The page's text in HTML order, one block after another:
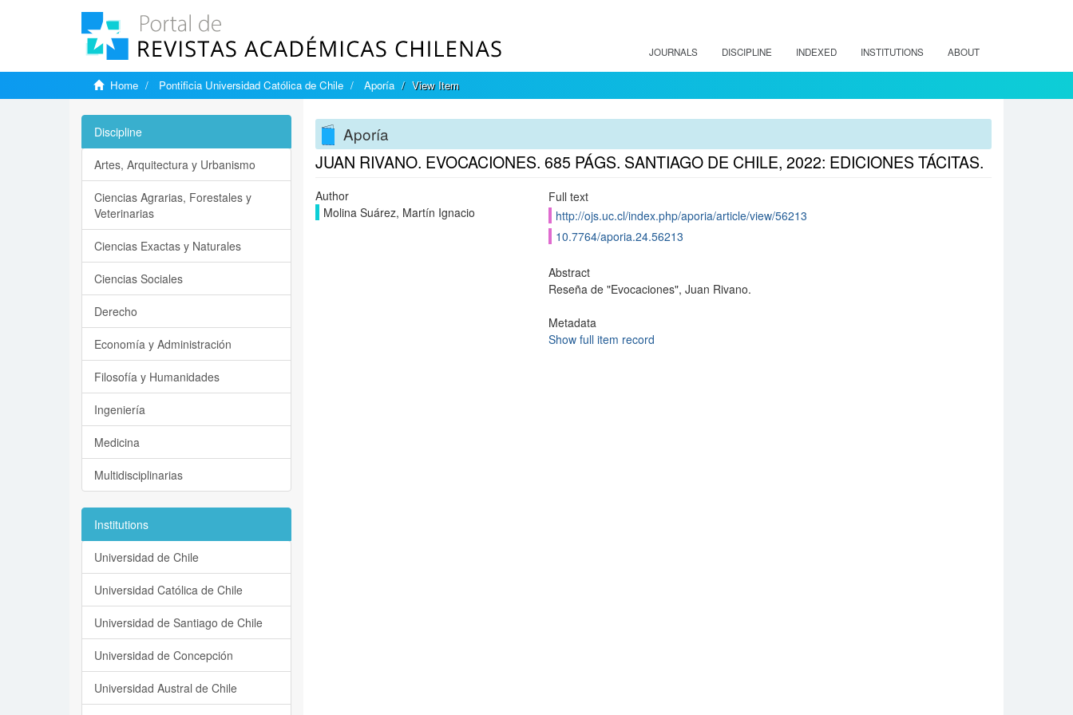
JOURNALS DISCIPLINE INDEXED INSTITUTIONS ABOUT
Home Pontificia Universidad Católica de Chile Aporía View Item
Aporía
JUAN RIVANO. EVOCACIONES. 685 PÁGS. SANTIAGO DE CHILE, 2022: EDICIONES TÁCITAS.
Author
Molina Suárez, Martín Ignacio
Full text
http://ojs.uc.cl/index.php/aporia/article/view/56213
10.7764/aporia.24.56213
Abstract
Reseña de "Evocaciones", Juan Rivano.
Metadata
Show full item record
Discipline
Artes, Arquitectura y Urbanismo
Ciencias Agrarias, Forestales y
Veterinarias
Ciencias Exactas y Naturales
Ciencias Sociales
Derecho
Economía y Administración
Filosofía y Humanidades
Ingeniería
Medicina
Multidisciplinarias
Institutions
Universidad de Chile
Universidad Católica de Chile
Universidad de Santiago de Chile
Universidad de Concepción
Universidad Austral de Chile